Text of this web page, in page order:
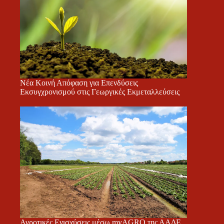
Νέα Κοινή Απόφαση για Επενδύσεις
Εκσυγχρονισμού στις Γεωργικές Εκμεταλλεύσεις